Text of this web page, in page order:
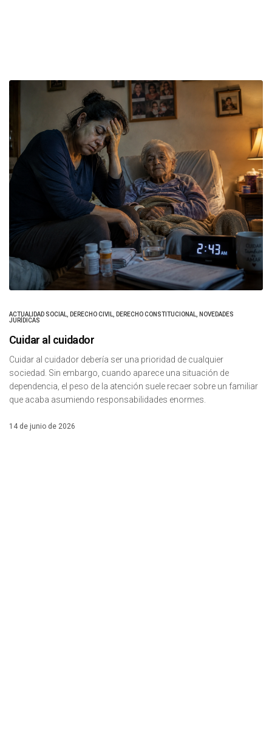
ACTUALIDAD SOCIAL DERECHO CIVIL DERECHO CONSTITUCIONAL
NOVEDADES
JURÍDICAS
Cuidar al cuidador
Cuidar al cuidador debería ser una prioridad de cualquier
sociedad. Sin embargo, cuando aparece una situación de
dependencia, el peso de la atención suele recaer sobre un familiar
que acaba asumiendo responsabilidades enormes.
14 de junio de 2026